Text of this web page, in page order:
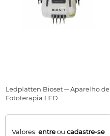
Ledplatten Bioset ─ Aparelho de
Fototerapia LED
Valores:entreoucadastre-se